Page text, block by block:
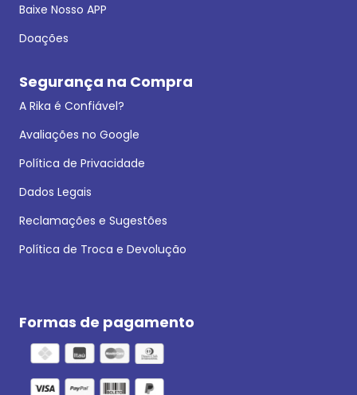
Baixe Nosso APP
Doações
Segurança na Compra
A Rika é Confiável?
Avaliações no Google
Política de Privacidade
Dados Legais
Reclamações e Sugestões
Política de Troca e Devolução
Formas de pagamento